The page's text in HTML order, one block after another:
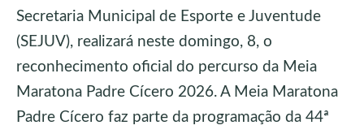
Secretaria Municipal de Esporte e Juventude
(SEJUV), realizará neste domingo, 8, o
reconhecimento oficial do percurso da Meia
Maratona Padre Cícero 2026. A Meia Maratona
Padre Cícero faz parte da programação da 44ª